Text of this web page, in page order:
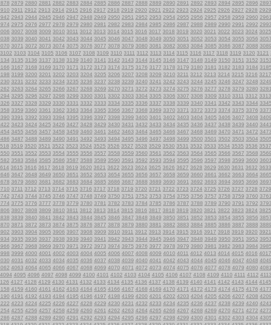
2879 2880 2881 2882 2883 2884 2885 2886 2887 2888 2889 2890 2891 2892 2893 2894 2895 2896 2897
2911 2912 2913 2914 2915 2916 2917 2918 2919 2920 2921 2922 2923 2924 2925 2926 2927 2928 2929
2943 2944 2945 2946 2947 2948 2949 2950 2951 2952 2953 2954 2955 2956 2957 2958 2959 2960 2961
2975 2976 2977 2978 2979 2980 2981 2982 2983 2984 2985 2986 2987 2988 2989 2990 2991 2992 2993
3007 3008 3009 3010 3011 3012 3013 3014 3015 3016 3017 3018 3019 3020 3021 3022 3023 3024 3025
3039 3040 3041 3042 3043 3044 3045 3046 3047 3048 3049 3050 3051 3052 3053 3054 3055 3056 3057
3071 3072 3073 3074 3075 3076 3077 3078 3079 3080 3081 3082 3083 3084 3085 3086 3087 3088 3089
3102 3103 3104 3105 3106 3107 3108 3109 3110 3111 3112 3113 3114 3115 3116 3117 3118 3119 3120 3121
3135 3136 3137 3138 3139 3140 3141 3142 3143 3144 3145 3146 3147 3148 3149 3150 3151 3152 3153
3167 3168 3169 3170 3171 3172 3173 3174 3175 3176 3177 3178 3179 3180 3181 3182 3183 3184 3185
3199 3200 3201 3202 3203 3204 3205 3206 3207 3208 3209 3210 3211 3212 3213 3214 3215 3216 3217
3231 3232 3233 3234 3235 3236 3237 3238 3239 3240 3241 3242 3243 3244 3245 3246 3247 3248 3249
3263 3264 3265 3266 3267 3268 3269 3270 3271 3272 3273 3274 3275 3276 3277 3278 3279 3280 3281
3295 3296 3297 3298 3299 3300 3301 3302 3303 3304 3305 3306 3307 3308 3309 3310 3311 3312 3313
3327 3328 3329 3330 3331 3332 3333 3334 3335 3336 3337 3338 3339 3340 3341 3342 3343 3344 3345
3359 3360 3361 3362 3363 3364 3365 3366 3367 3368 3369 3370 3371 3372 3373 3374 3375 3376 3377
3391 3392 3393 3394 3395 3396 3397 3398 3399 3400 3401 3402 3403 3404 3405 3406 3407 3408 3409
3423 3424 3425 3426 3427 3428 3429 3430 3431 3432 3433 3434 3435 3436 3437 3438 3439 3440 3441
3455 3456 3457 3458 3459 3460 3461 3462 3463 3464 3465 3466 3467 3468 3469 3470 3471 3472 3473
3487 3488 3489 3490 3491 3492 3493 3494 3495 3496 3497 3498 3499 3500 3501 3502 3503 3504 3505
3519 3520 3521 3522 3523 3524 3525 3526 3527 3528 3529 3530 3531 3532 3533 3534 3535 3536 3537
3551 3552 3553 3554 3555 3556 3557 3558 3559 3560 3561 3562 3563 3564 3565 3566 3567 3568 3569
3583 3584 3585 3586 3587 3588 3589 3590 3591 3592 3593 3594 3595 3596 3597 3598 3599 3600 3601
3615 3616 3617 3618 3619 3620 3621 3622 3623 3624 3625 3626 3627 3628 3629 3630 3631 3632 3633
3647 3648 3649 3650 3651 3652 3653 3654 3655 3656 3657 3658 3659 3660 3661 3662 3663 3664 3665
3679 3680 3681 3682 3683 3684 3685 3686 3687 3688 3689 3690 3691 3692 3693 3694 3695 3696 3697
3711 3712 3713 3714 3715 3716 3717 3718 3719 3720 3721 3722 3723 3724 3725 3726 3727 3728 3729
3743 3744 3745 3746 3747 3748 3749 3750 3751 3752 3753 3754 3755 3756 3757 3758 3759 3760 3761
3775 3776 3777 3778 3779 3780 3781 3782 3783 3784 3785 3786 3787 3788 3789 3790 3791 3792 3793
3807 3808 3809 3810 3811 3812 3813 3814 3815 3816 3817 3818 3819 3820 3821 3822 3823 3824 3825
3839 3840 3841 3842 3843 3844 3845 3846 3847 3848 3849 3850 3851 3852 3853 3854 3855 3856 3857
3871 3872 3873 3874 3875 3876 3877 3878 3879 3880 3881 3882 3883 3884 3885 3886 3887 3888 3889
3903 3904 3905 3906 3907 3908 3909 3910 3911 3912 3913 3914 3915 3916 3917 3918 3919 3920 3921
3935 3936 3937 3938 3939 3940 3941 3942 3943 3944 3945 3946 3947 3948 3949 3950 3951 3952 3953
3967 3968 3969 3970 3971 3972 3973 3974 3975 3976 3977 3978 3979 3980 3981 3982 3983 3984 3985
3999 4000 4001 4002 4003 4004 4005 4006 4007 4008 4009 4010 4011 4012 4013 4014 4015 4016 4017
4031 4032 4033 4034 4035 4036 4037 4038 4039 4040 4041 4042 4043 4044 4045 4046 4047 4048 4049
4063 4064 4065 4066 4067 4068 4069 4070 4071 4072 4073 4074 4075 4076 4077 4078 4079 4080 4081
4094 4095 4096 4097 4098 4099 4100 4101 4102 4103 4104 4105 4106 4107 4108 4109 4110 4111 4112 4113
4127 4128 4129 4130 4131 4132 4133 4134 4135 4136 4137 4138 4139 4140 4141 4142 4143 4144 4145
4159 4160 4161 4162 4163 4164 4165 4166 4167 4168 4169 4170 4171 4172 4173 4174 4175 4176 4177
4191 4192 4193 4194 4195 4196 4197 4198 4199 4200 4201 4202 4203 4204 4205 4206 4207 4208 4209
4223 4224 4225 4226 4227 4228 4229 4230 4231 4232 4233 4234 4235 4236 4237 4238 4239 4240 4241
4255 4256 4257 4258 4259 4260 4261 4262 4263 4264 4265 4266 4267 4268 4269 4270 4271 4272 4273
4287 4288 4289 4290 4291 4292 4293 4294 4295 4296 4297 4298 4299 4300 4301 4302 4303 4304 4305